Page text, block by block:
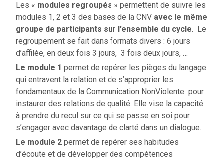
Les « modules regroupés » permettent de suivre les
modules 1, 2 et 3 des bases de la CNV avec le même
groupe de participants sur l’ensemble du cycle. Le
regroupement se fait dans formats divers : 6 jours
d’affilée, en deux fois 3 jours, 3 fois deux jours, …
Le module 1 permet de repérer les pièges du langage
qui entravent la relation et de s’approprier les
fondamentaux de la Communication NonViolente pour
instaurer des relations de qualité. Elle vise la capacité
à prendre du recul sur ce qui se passe en soi pour
s’engager avec davantage de clarté dans un dialogue.
Le module 2 permet de repérer ses habitudes
d’écoute et de développer des compétences